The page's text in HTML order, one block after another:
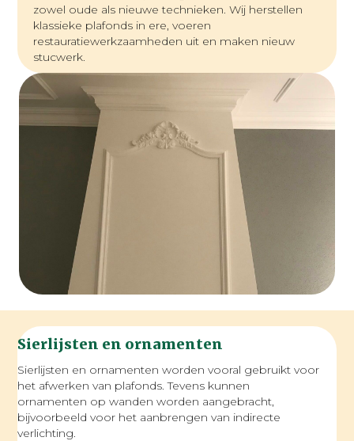
zowel oude als nieuwe technieken. Wij herstellen
klassieke plafonds in ere, voeren
restauratiewerkzaamheden uit en maken nieuw
stucwerk.
Sierlijsten en ornamenten
Sierlijsten en ornamenten worden vooral gebruikt voor
het afwerken van plafonds. Tevens kunnen
ornamenten op wanden worden aangebracht,
bijvoorbeeld voor het aanbrengen van indirecte
verlichting.